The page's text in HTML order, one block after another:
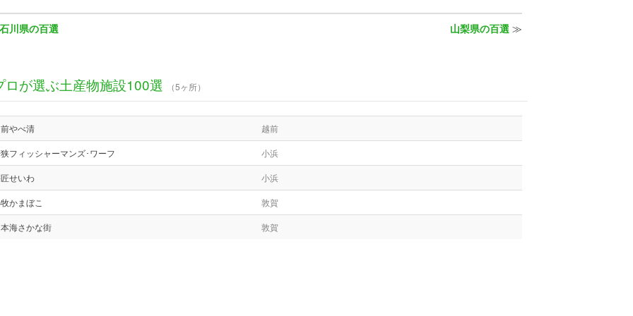
川県の百選 山梨県の百選≫
ロが選ぶ土産物施設100選 （5ヶ所）
やべ清 越前
フィッシャーマンズ･ワーフ 小浜
せいわ 小浜
かまぼこ 敦賀
海さかな街 敦賀